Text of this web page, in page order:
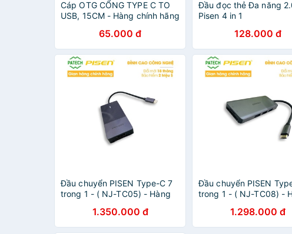
Cáp OTG CỔNG TYPE C TO
USB, 15CM - Hàng chính hãng
65.000 đ
Đầu đọc thẻ Đa năng
Pisen 4 in 1
128.000 đ
Đầu chuyển PISEN Type-C 7
trong 1 - ( NJ-TC05) - Hàng
1.350.000 đ
Đầu chuyển PISEN
trong 1 - ( NJ-TC08) -
1.298.000 đ